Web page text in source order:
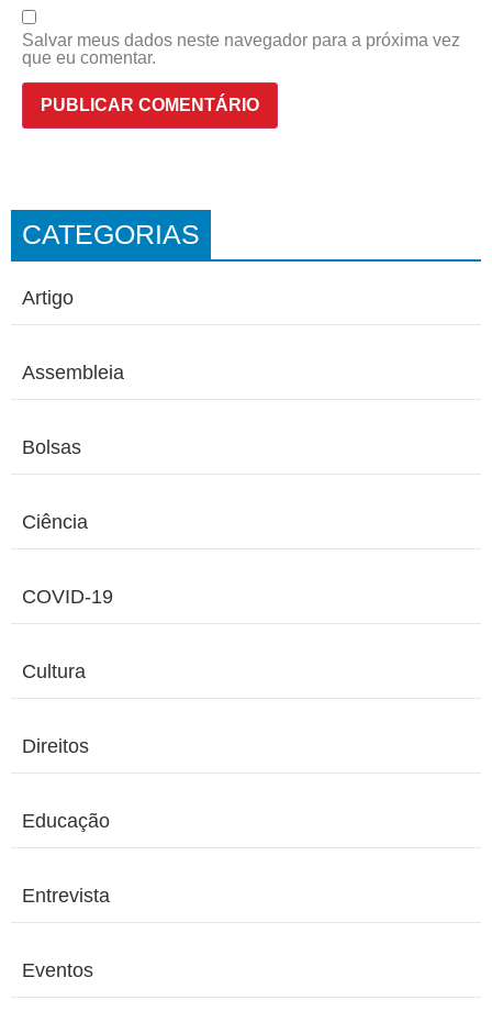
Salvar meus dados neste navegador para a próxima vez
que eu comentar.
CATEGORIAS
Artigo
Assembleia
Bolsas
Ciência
COVID-19
Cultura
Direitos
Educação
Entrevista
Eventos